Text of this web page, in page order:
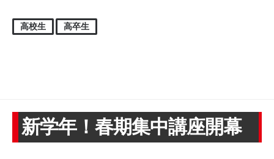
高校生 高卒生
新学年！春期集中講座開幕